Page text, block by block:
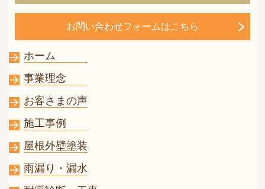
お問い合わせフォームはこちら
ホーム
事業理念
お客さまの声
施工事例
屋根外壁塗装
雨漏り・漏水